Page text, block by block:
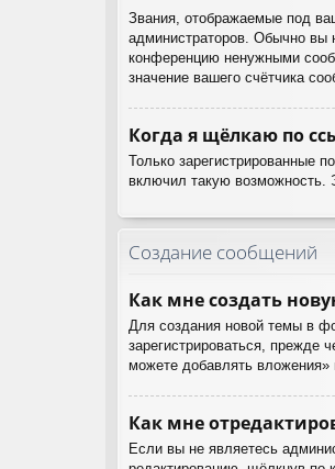
Звания, отображаемые под
администраторов. Обычно вы
конференцию ненужными
значение вашего счётчика
Когда я щёлкаю по
Только зарегистрированные
включил такую возможность.
Создание сообщений
Как мне создать
Для создания новой темы в
зарегистрироваться,
можете добавлять вложения»
Как мне
Если вы не являетесь